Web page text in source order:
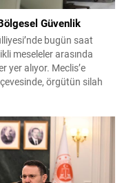
Güvenlik
bugün saat
meseleler arasında
yer alıyor. Meclis’e
örgütün silah
raporları detaylı
ve